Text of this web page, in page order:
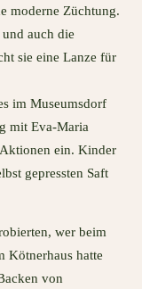
moderne Züchtung.
auch die
sie eine Lanze für
im Museumsdorf
mit Eva-Maria
ein. Kinder
gepressten Saft
wer beim
Kötnerhaus hatte
von